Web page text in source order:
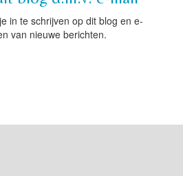
in te schrijven op dit blog en e-
van nieuwe berichten.